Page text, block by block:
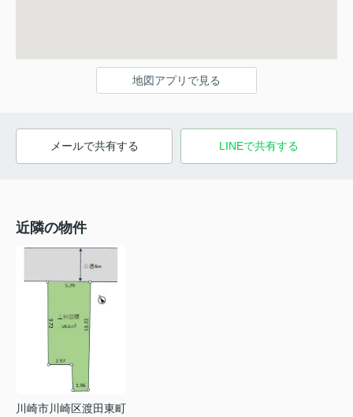
地図アプリで見る
メールで共有する LINEで共有する
近隣の物件
川崎市川崎区渡田東町